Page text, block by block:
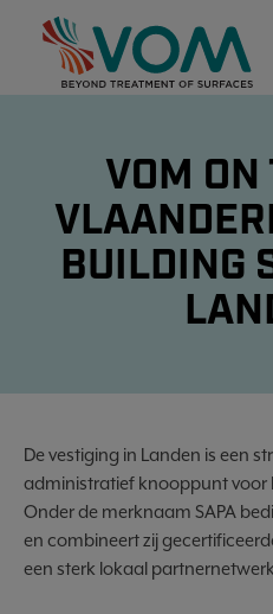
VOM ON
BUILDING
De vestiging in Landen is een
administratief knooppunt voor
Onder de merknaam SAPA
en combineert zij
een sterk lokaal